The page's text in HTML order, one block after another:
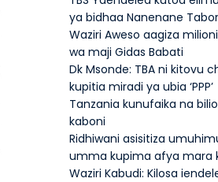
ya bidhaa Nanenane
Waziri Aweso aagiza
wa maji Gidas Babati
Dk Msonde: TBA ni kitovu
kupitia miradi ya ubia ‘PPP’
Tanzania kunufaika na
kaboni
Ridhiwani asisitiza
umma kupima afya mara
Waziri Kabudi: Kilosa